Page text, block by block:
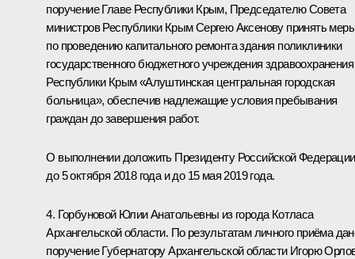
поручение Главе Республики Крым, Председателю Совета
министров Республики Крым Сергею Аксенову принять
по проведению капитального ремонта здания поликлиники
государственного бюджетного учреждения здравоохранения
Республики Крым «Алуштинская центральная городская
больница», обеспечив надлежащие условия пребывания
граждан до завершения работ.
О выполнении доложить Президенту Российской Федерации
до 5 октября 2018 года и до 15 мая 2019 года.
4. Горбуновой Юлии Анатольевны из города Котласа
Архангельской области. По результатам личного приёма
поручение Губернатору Архангельской области Игорю